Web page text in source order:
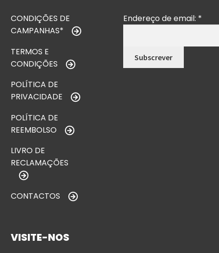
CONDIÇÕES DE
CAMPANHAS*
TERMOS E
CONDIÇÕES
POLÍTICA DE
PRIVACIDADE
POLÍTICA DE
REEMBOLSO
LIVRO DE
RECLAMAÇÕES
CONTACTOS
Endereço de email: *
VISITE-NOS